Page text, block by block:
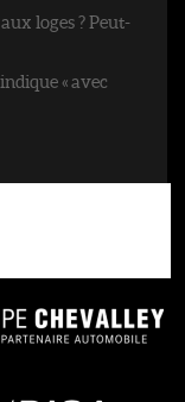
loges ? Peut-
« avec